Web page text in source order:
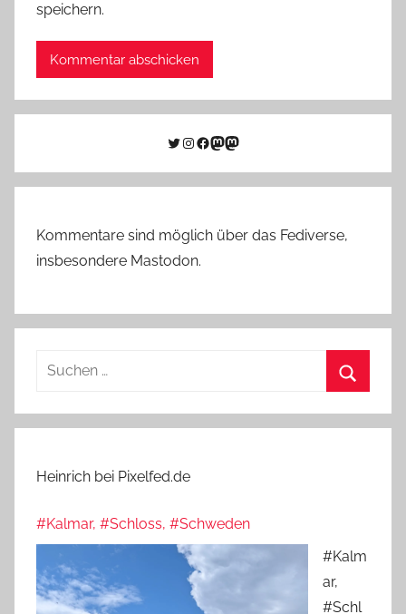
speichern.
Twitter
Instagram
Facebook
Link zu Mastodon
Mastodon
Kommentare sind möglich über das Fediverse,
insbesondere Mastodon.
Suchen
Heinrich bei Pixelfed.de
#Kalmar, #Schloss, #Schweden
#Kalm
ar,
#Schl